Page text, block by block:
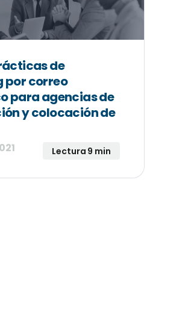
de
por correo
para agencias de
y colocación de
Lectura 9 min